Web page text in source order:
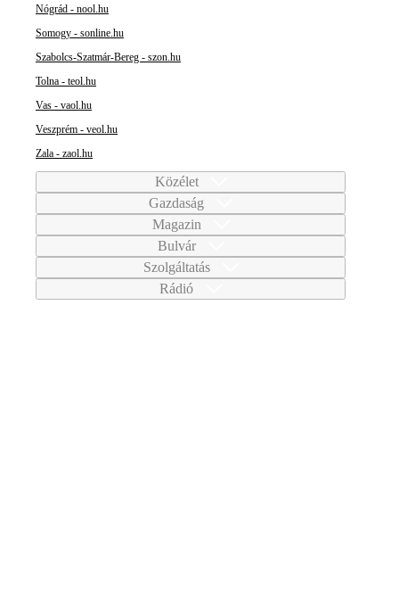
Nógrád - nool.hu
Somogy - sonline.hu
Szabolcs-Szatmár-Bereg - szon.hu
Tolna - teol.hu
Vas - vaol.hu
Veszprém - veol.hu
Zala - zaol.hu
Közélet
Gazdaság
Magazin
Bulvár
Szolgáltatás
Rádió